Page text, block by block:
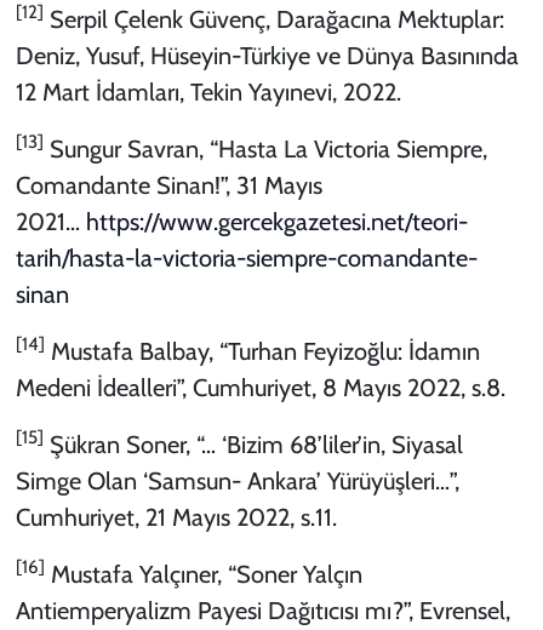
[12] Serpil Çelenk Güvenç, Darağacına Mektuplar:
Deniz, Yusuf, Hüseyin-Türkiye ve Dünya Basınında
12 Mart İdamları, Tekin Yayınevi, 2022.
[13] Sungur Savran, “Hasta La Victoria Siempre,
Comandante Sinan!”, 31 Mayıs
2021… https://www.gercekgazetesi.net/teori-
tarih/hasta-la-victoria-siempre-comandante-
sinan
[14] Mustafa Balbay, “Turhan Feyizoğlu: İdamın
Medeni İdealleri”, Cumhuriyet, 8 Mayıs 2022, s.8.
[15] Şükran Soner, “… ‘Bizim 68’liler’in, Siyasal
Simge Olan ‘Samsun- Ankara’ Yürüyüşleri…”,
Cumhuriyet, 21 Mayıs 2022, s.11.
[16] Mustafa Yalçıner, “Soner Yalçın
Antiemperyalizm Payesi Dağıtıcısı mı?”, Evrensel,